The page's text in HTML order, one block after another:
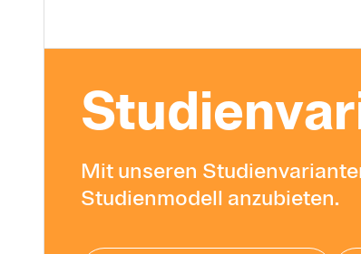
Mit unseren
Studienmodell anzubieten.